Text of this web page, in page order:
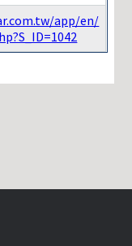
app/en/